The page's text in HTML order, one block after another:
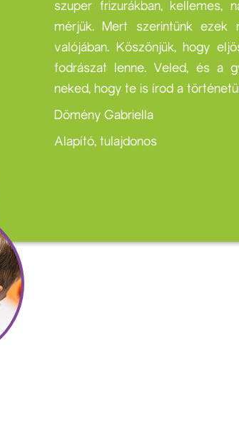
webshop
szuper frizurákban,
mérjük. Mert szerintünk
valójában. Köszönjük, hogy
fodrászat lenne. Veled, és a
neked, hogy te is írod a
Dömény Gabriella
Alapító, tulajdonos